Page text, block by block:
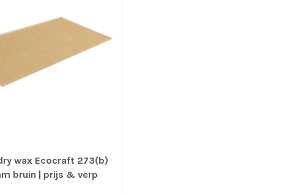
wax Ecocraft 273(b)
bruin | prijs & verp